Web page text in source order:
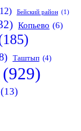
Бейский район (1)
Копьево (6)
Таштып (4)
(929)
(13)